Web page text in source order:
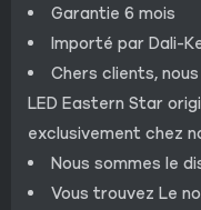
Garantie 6 mois
Importé par Dali-
Chers clients,
LED Eastern Star
exclusivement chez
Nous sommes le
Vous trouvez Le